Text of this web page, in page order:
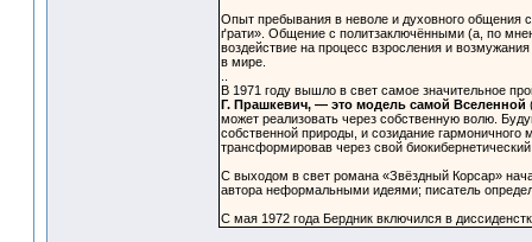
Опыт пребывания в неволе и духовного общения
ґрати». Общение с политзаключёнными (а, по
воздействие на процесс взросления и
в мире.
В 1971 году вышло в свет самое значительное
Г. Прашкевич, — это модель самой Вселенной
может реализовать через собственную волю.
собственной природы, и созидание
трансформировав через свой
С выходом в свет романа «Звёздный Корсар»
автора неформальными идеями; писатель
С мая 1972 года Бердник включился в